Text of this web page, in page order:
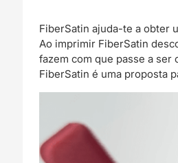
FiberSatin ajuda-te a obter
Ao imprimir FiberSatin
fazem com que passe a ser
FiberSatin é uma proposta